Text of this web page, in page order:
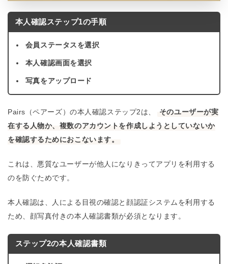
本人確認ステップ1の手順
会員ステータスを選択
本人確認画面を選択
写真をアップロード
Pairs（ペアーズ）の本人確認ステップ2は、
そのユーザーが実
在する人物か、複数のアカウントを作成しようとしていないか
を確認するためにおこないます。
これは、悪質なユーザーが他人になりきってアプリを利用する
のを防ぐためです。
本人確認は、人による目視の確認と顔認証システムを利用する
ため、顔写真付きの本人確認書類が必須となります。
ステップ2の本人確認書類